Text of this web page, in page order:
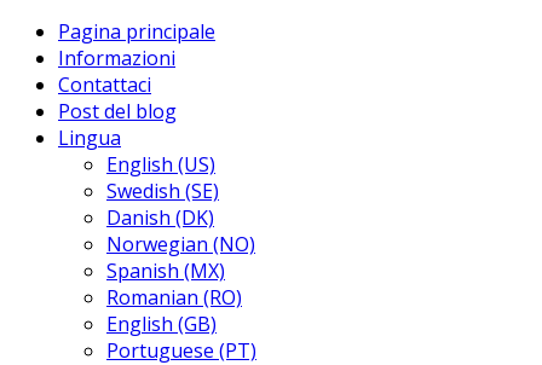
Pagina principale
Informazioni
Contattaci
Post del blog
Lingua
English (US)
Swedish (SE)
Danish (DK)
Norwegian (NO)
Spanish (MX)
Romanian (RO)
English (GB)
Portuguese (PT)